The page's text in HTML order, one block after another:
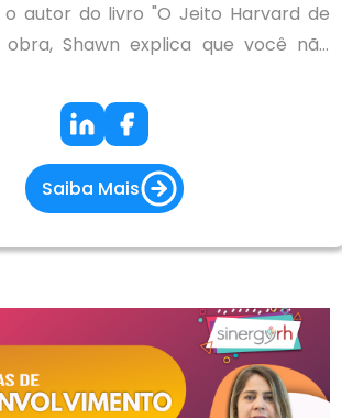
autor do livro "O Jeito Harvard de
obra, Shawn explica que você não
Ele cita também que 75% dos
são definidos pelo seu nível de
Saiba Mais